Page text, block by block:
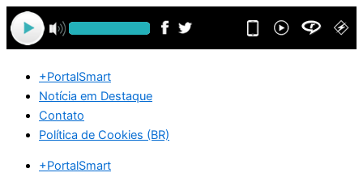
Ir
para
o
+PortalSmart
Notícia em Destaque
Contato
Política de Cookies (BR)
+PortalSmart